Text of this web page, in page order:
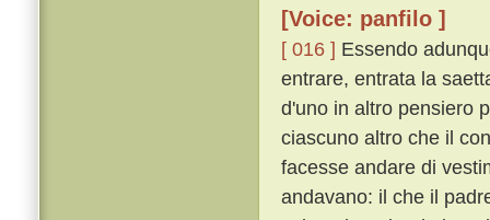
[Voice: panfilo ]
[ 016 ] Essendo
entrare, entrata la
d'uno in altro pensiero
ciascuno altro che il
facesse andare di
andavano: il che il